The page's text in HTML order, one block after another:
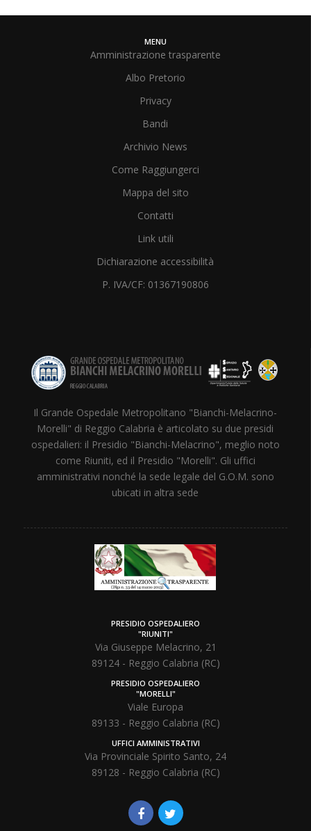
MENU
Amministrazione trasparente
Albo Pretorio
Privacy
Bandi
Archivio News
Come Raggiungerci
Mappa del sito
Contatti
Link utili
Dichiarazione accessibilità
P. IVA/CF: 01367190806
Il Grande Ospedale Metropolitano "Bianchi-Melacrino-
Morelli" di Reggio Calabria è articolato su due presidi
ospedalieri: il Presidio "Bianchi-Melacrino", meglio noto
come Riuniti, ed il Presidio "Morelli". Gli uffici
amministrativi nonché la sede legale del G.O.M. sono
ubicati in altra sede
PRESIDIO OSPEDALIERO
"RIUNITI"
Via Giuseppe Melacrino, 21
89124 - Reggio Calabria (RC)
PRESIDIO OSPEDALIERO
"MORELLI"
Viale Europa
89133 - Reggio Calabria (RC)
UFFICI AMMINISTRATIVI
Via Provinciale Spirito Santo, 24
89128 - Reggio Calabria (RC)